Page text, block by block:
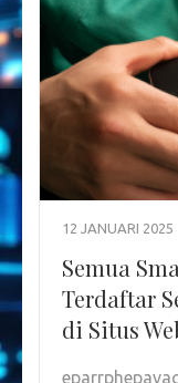
12 JANUARI 2025
Semua
Terdaftar
di Situs